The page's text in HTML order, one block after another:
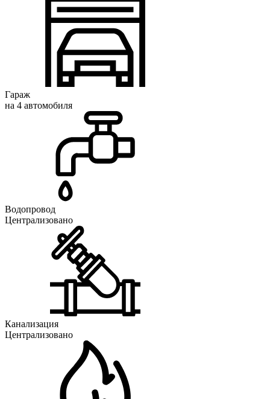
Гараж
на 4 автомобиля
Водопровод
Централизовано
Канализация
Централизовано